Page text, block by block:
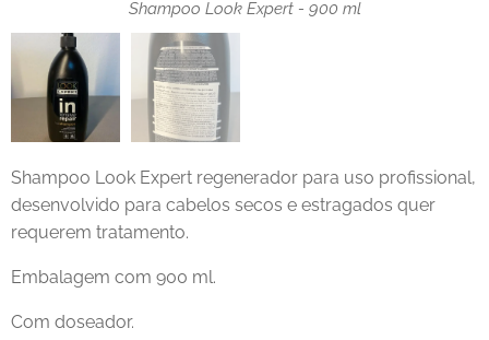
Shampoo Look Expert - 900 ml
Shampoo Look Expert regenerador para uso profissional,
desenvolvido para cabelos secos e estragados quer
requerem tratamento.
Embalagem com 900 ml.
Com doseador.